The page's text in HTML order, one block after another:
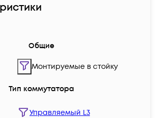
Общие
Монтируемые в стойку
Тип коммутатора
Управляемый L3